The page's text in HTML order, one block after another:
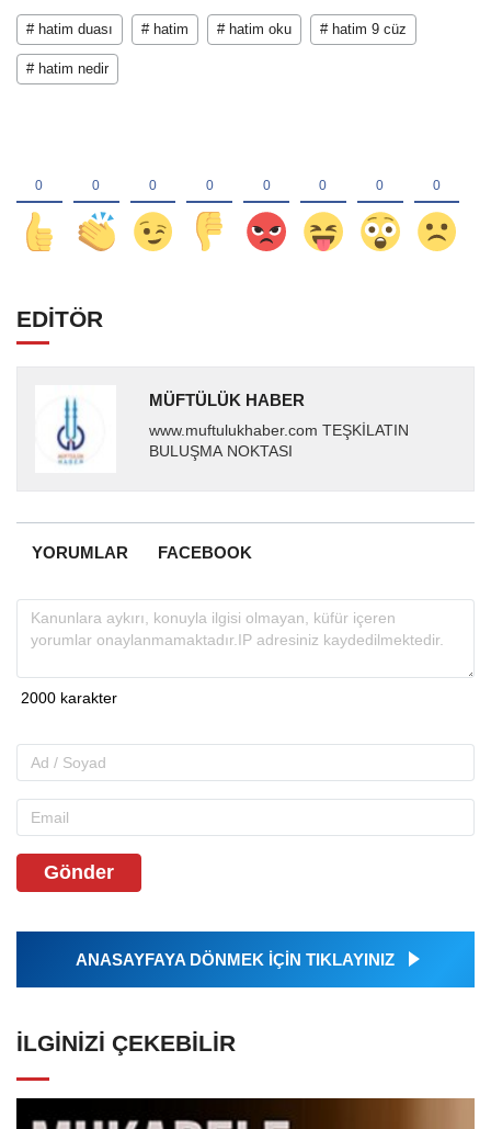
# hatim duası # hatim # hatim oku # hatim 9 cüz
# hatim nedir
EDİTÖR
MÜFTÜLÜK HABER
www.muftulukhaber.com TEŞKİLATIN
BULUŞMA NOKTASI
YORUMLAR FACEBOOK
Gönder
ANASAYFAYA DÖNMEK İÇİN TIKLAYINIZ
İLGINIZI ÇEKEBILIR